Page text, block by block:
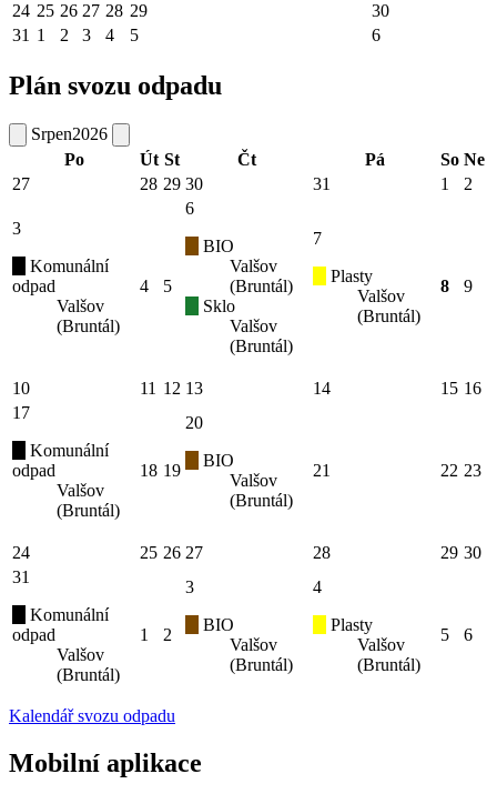
24 25 26 27 28 29
30
31 1 2 3 4 5 6
Plán svozu odpadu
Srpen2026
Po
Út St Čt Pá So Ne
27
28 29 30 31 1 2
3
Komunální
odpad
Valšov
(Bruntál)
4 5
6
BIO
Valšov
(Bruntál)
Sklo
Valšov
(Bruntál)
7
Plasty
Valšov
(Bruntál)
8 9
10 11 12 13 14 15 16
17
Komunální
odpad
Valšov
(Bruntál)
18 19
20
BIO
Valšov
(Bruntál)
21 22 23
24 25 26 27 28 29 30
31
Komunální
odpad
Valšov
(Bruntál)
1 2
3
BIO
Valšov
(Bruntál)
4
Plasty
Valšov
(Bruntál)
5 6
Kalendář svozu odpadu
Mobilní aplikace